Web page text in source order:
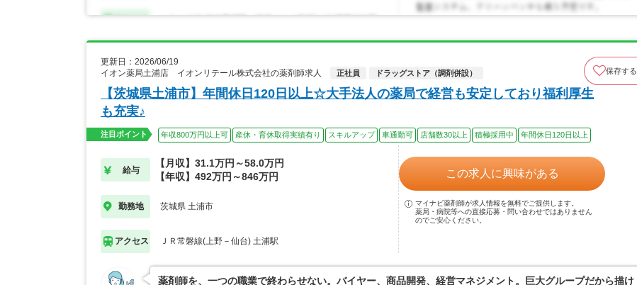
更新日：2026/06/19
イオン薬局土浦店 イオンリテール株式会社の薬剤師求人
正社員 ドラッグストア（調剤併設） 保存する
【茨城県土浦市】年間休日120日以上☆大手法人の薬局で経営も安定しており福利厚生
も充実♪
注目ポイント 年収800万円以上可 産休・育休取得実績有り スキルアップ 車通勤可 店舗数30以上 積極採用中 年間休日120日以上
給与
【月収】31.1万円～58.0万円
【年収】492万円～846万円
勤務地 茨城県 土浦市
アクセス ＪＲ常磐線(上野－仙台) 土浦駅
この求人に興味がある
マイナビ薬剤師が求人情報を無料でご提供します。
薬局・病院等への直接応募・問い合わせではありません
のでご安心ください。
薬剤師を、一つの職業で終わらせない。バイヤー、商品開発、経営マネジメント。巨大グループだから描け